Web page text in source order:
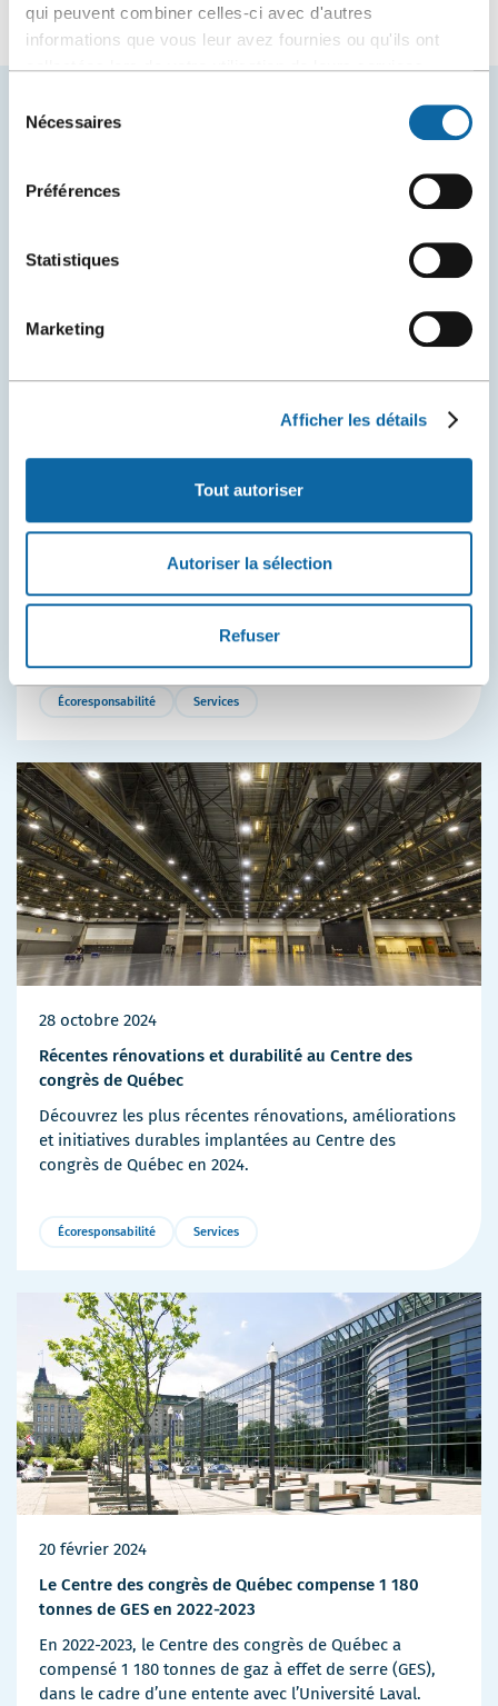
qui peuvent combiner celles-ci avec d'autres
informations que vous leur avez fournies ou qu'ils ont
collectées lors de votre utilisation de leurs services.
Nécessaires
Préférences
Statistiques
Marketing
Afficher les détails
Tout autoriser
Autoriser la sélection
Refuser
10 novembre 2025
Au Centre des congrès de Québec, on apporte sa
gourde réutilisable!
Que vous soyez visiteur, congressiste, organisateur
réflexe et apportez toujours votre gourde d’eau ou
contenant réutilisable lorsque vous venez au Centre.
Écoresponsabilité Services
Plus
28 octobre 2024
Récentes rénovations et durabilité au Centre des
congrès de Québec
Découvrez les plus récentes rénovations, améliorations
et initiatives durables implantées au Centre des
congrès de Québec en 2024.
Écoresponsabilité Services
Plus
20 février 2024
Le Centre des congrès de Québec compense 1 180
tonnes de GES en 2022-2023
En 2022-2023, le Centre des congrès de Québec a
compensé 1 180 tonnes de gaz à effet de serre (GES),
dans le cadre d’une entente avec l’Université Laval.